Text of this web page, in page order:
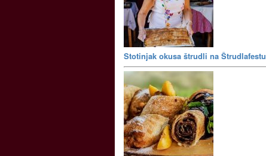
Stotinjak okusa štrudli na Štrudlafestu